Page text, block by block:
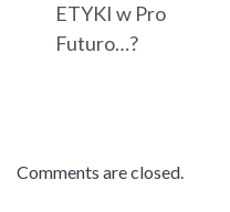
ETYKI w Pro
Futuro…?
Comments are closed.